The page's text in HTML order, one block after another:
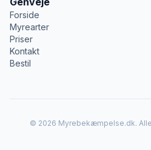
Forside
Myrearter
Priser
Kontakt
Bestil
© 2026 Myrebekæmpelse.dk.